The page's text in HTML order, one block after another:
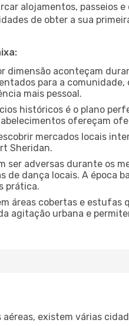
alojamentos, passeios
de obter a sua
dimensão aconteçam
para a
mais pessoal.
históricos é o plano
ofereçam
mercados locais
Sheridan.
ser adversas durante os
dança locais. A época
prática.
áreas cobertas e estufas
agitação urbana e
existem várias